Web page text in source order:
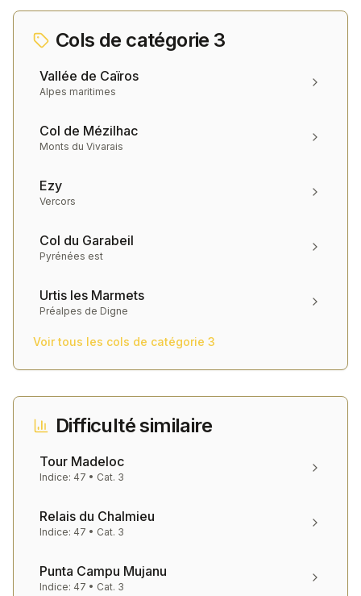
Cols de catégorie 3
Vallée de Caïros
Alpes maritimes
Col de Mézilhac
Monts du Vivarais
Ezy
Vercors
Col du Garabeil
Pyrénées est
Urtis les Marmets
Préalpes de Digne
Voir tous les cols de catégorie 3
Difficulté similaire
Tour Madeloc
Indice: 47 • Cat. 3
Relais du Chalmieu
Indice: 47 • Cat. 3
Punta Campu Mujanu
Indice: 47 • Cat. 3